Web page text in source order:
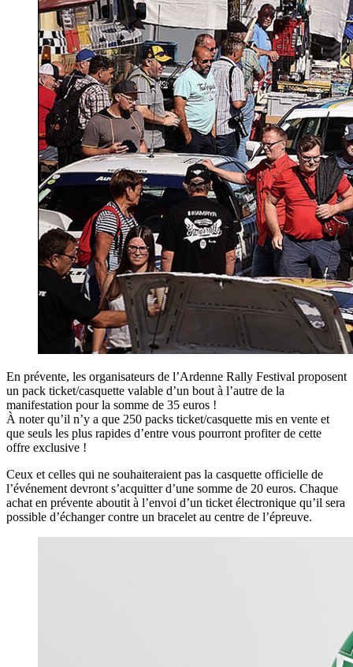
En prévente, les organisateurs de l’Ardenne Rally Festival proposent
un pack ticket/casquette valable d’un bout à l’autre de la
manifestation pour la somme de 35 euros !
À noter qu’il n’y a que 250 packs ticket/casquette mis en vente et
que seuls les plus rapides d’entre vous pourront profiter de cette
offre exclusive !
Ceux et celles qui ne souhaiteraient pas la casquette officielle de
l’événement devront s’acquitter d’une somme de 20 euros. Chaque
achat en prévente aboutit à l’envoi d’un ticket électronique qu’il sera
possible d’échanger contre un bracelet au centre de l’épreuve.